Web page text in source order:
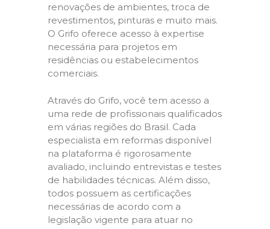
renovações de ambientes, troca de
revestimentos, pinturas e muito mais.
O Grifo oferece acesso à expertise
necessária para projetos em
residências ou estabelecimentos
comerciais.
Através do Grifo, você tem acesso a
uma rede de profissionais qualificados
em várias regiões do Brasil. Cada
especialista em reformas disponível
na plataforma é rigorosamente
avaliado, incluindo entrevistas e testes
de habilidades técnicas. Além disso,
todos possuem as certificações
necessárias de acordo com a
legislação vigente para atuar no